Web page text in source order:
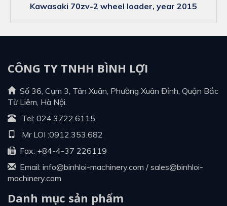
kawasaki 70zv-2 wheel loader, year 2015
CÔNG TY TNHH BÌNH LỢI
Số 36, Cụm 3, Tân Xuân, Phường Xuân Đỉnh, Quận Bắc
Từ Liêm, Hà Nội.
Tel: 024.3722.6115
Mr LOI :0912.353.682
Fax: +84-4-37 226119
Email: info@binhloi-machinery.com / sales@binhloi-
machinery.com
Danh mục sản phẩm